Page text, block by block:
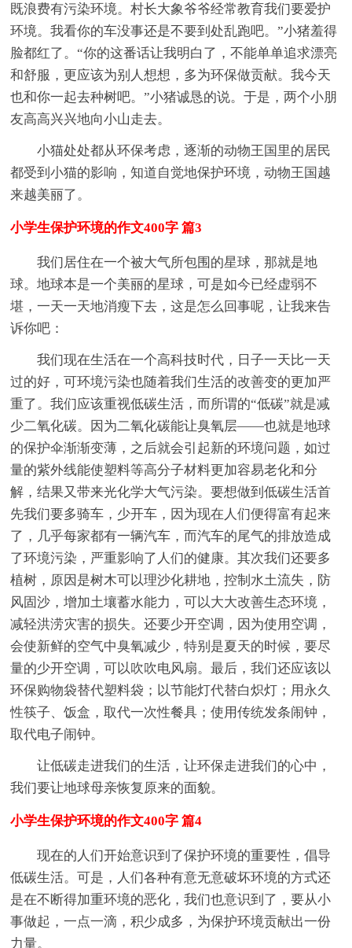
既浪费有污染环境。村长大象爷爷经常教育我们要爱护
环境。我看你的车没事还是不要到处乱跑吧。”小猪羞得
脸都红了。“你的这番话让我明白了，不能单单追求漂亮
和舒服，更应该为别人想想，多为环保做贡献。我今天
也和你一起去种树吧。”小猪诚恳的说。于是，两个小朋
友高高兴兴地向小山走去。
小猫处处都从环保考虑，逐渐的动物王国里的居民
都受到小猫的影响，知道自觉地保护环境，动物王国越
来越美丽了。
小学生保护环境的作文400字 篇3
我们居住在一个被大气所包围的星球，那就是地
球。地球本是一个美丽的星球，可是如今已经虚弱不
堪，一天一天地消瘦下去，这是怎么回事呢，让我来告
诉你吧：
我们现在生活在一个高科技时代，日子一天比一天
过的好，可环境污染也随着我们生活的改善变的更加严
重了。我们应该重视低碳生活，而所谓的“低碳”就是减
少二氧化碳。因为二氧化碳能让臭氧层——也就是地球
的保护伞渐渐变薄，之后就会引起新的环境问题，如过
量的紫外线能使塑料等高分子材料更加容易老化和分
解，结果又带来光化学大气污染。要想做到低碳生活首
先我们要多骑车，少开车，因为现在人们便得富有起来
了，几乎每家都有一辆汽车，而汽车的尾气的排放造成
了环境污染，严重影响了人们的健康。其次我们还要多
植树，原因是树木可以理沙化耕地，控制水土流失，防
风固沙，增加土壤蓄水能力，可以大大改善生态环境，
减轻洪涝灾害的损失。还要少开空调，因为使用空调，
会使新鲜的空气中臭氧减少，特别是夏天的时候，要尽
量的少开空调，可以吹吹电风扇。最后，我们还应该以
环保购物袋替代塑料袋；以节能灯代替白炽灯；用永久
性筷子、饭盒，取代一次性餐具；使用传统发条闹钟，
取代电子闹钟。
让低碳走进我们的生活，让环保走进我们的心中，
我们要让地球母亲恢复原来的面貌。
小学生保护环境的作文400字 篇4
现在的人们开始意识到了保护环境的重要性，倡导
低碳生活。可是，人们各种有意无意破坏环境的方式还
是在不断得加重环境的恶化，我们也意识到了，要从小
事做起，一点一滴，积少成多，为保护环境贡献出一份
力量。